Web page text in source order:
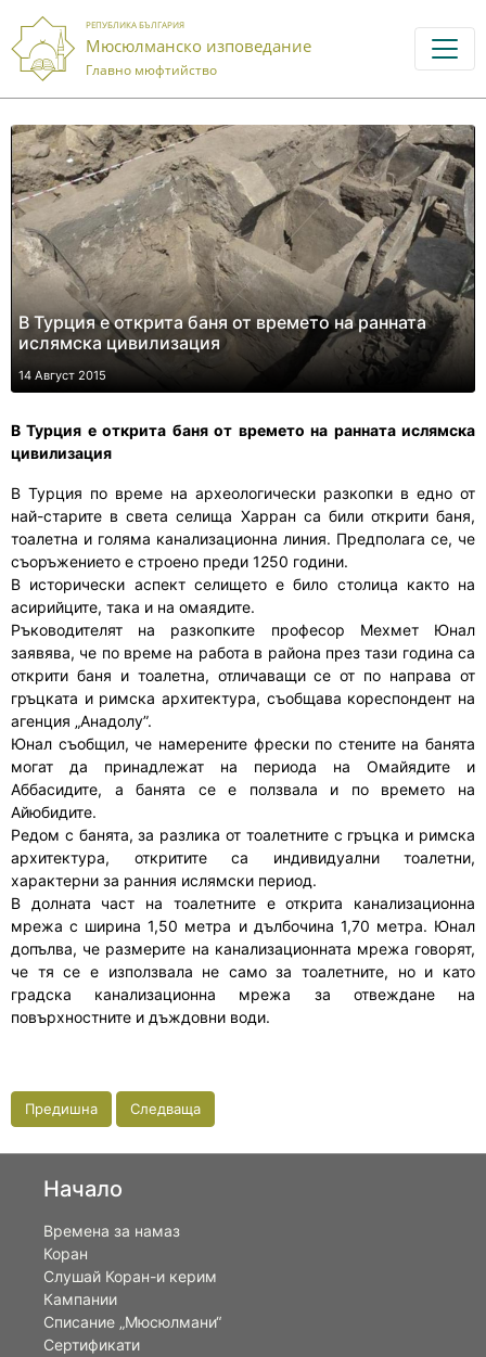
РЕПУБЛИКА БЪЛГАРИЯ
Мюсюлманско изповедание
Главно мюфтийство
В Турция е открита баня от времето на ранната
ислямска цивилизация
14 Август 2015
В Турция е открита баня от времето на ранната ислямска
цивилизация
В Турция по време на археологически разкопки в едно от
най-старите в света селища Харран са били открити баня,
тоалетна и голяма канализационна линия. Предполага се, че
съоръжението е строено преди 1250 години.
В исторически аспект селището е било столица както на
асирийците, така и на омаядите.
Ръководителят на разкопките професор Мехмет Юнал
заявява, че по време на работа в района през тази година са
открити баня и тоалетна, отличаващи се от по направа от
гръцката и римска архитектура, съобщава кореспондент на
агенция „Анадолу”.
Юнал съобщил, че намерените фрески по стените на банята
могат да принадлежат на периода на Омайядите и
Аббасидите, а банята се е ползвала и по времето на
Айюбидите.
Редом с банята, за разлика от тоалетните с гръцка и римска
архитектура, откритите са индивидуални тоалетни,
характерни за ранния ислямски период.
В долната част на тоалетните е открита канализационна
мрежа с ширина 1,50 метра и дълбочина 1,70 метра. Юнал
допълва, че размерите на канализационната мрежа говорят,
че тя се е използвала не само за тоалетните, но и като
градска канализационна мрежа за отвеждане на
повърхностните и дъждовни води.
Предишна Следваща
Начало
Времена за намаз
Коран
Слушай Коран-и керим
Кампании
Списание „Мюсюлмани“
Сертификати